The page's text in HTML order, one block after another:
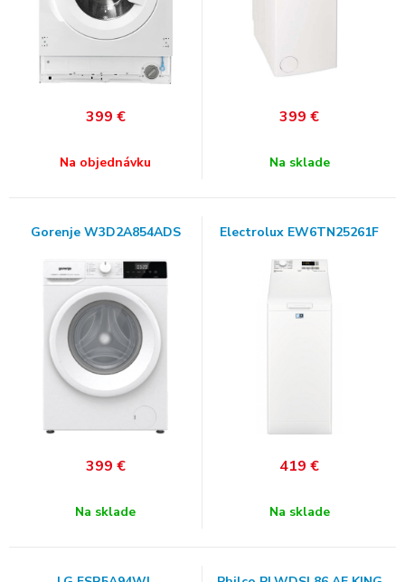
399 €
Na objednávku
399 €
Na sklade
Gorenje W3D2A854ADS
399 €
Na sklade
Electrolux EW6TN25261F
419 €
Na sklade